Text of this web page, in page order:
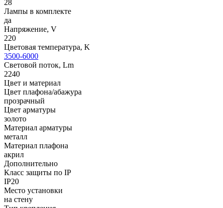
28
Лампы в комплекте
да
Напряжение, V
220
Цветовая температура, K
3500-6000
Световой поток, Lm
2240
Цвет и материал
Цвет плафона/абажура
прозрачный
Цвет арматуры
золото
Материал арматуры
металл
Материал плафона
акрил
Дополнительно
Класс защиты по IP
IP20
Место установки
на стену